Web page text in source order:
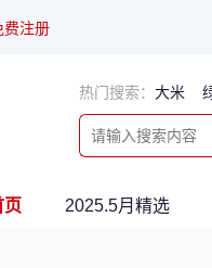
费注册
热门搜索： 大米
页 2025.5月精选